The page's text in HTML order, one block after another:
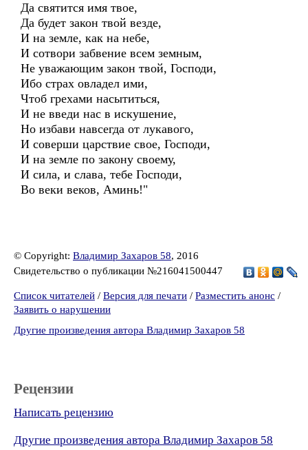
Да святится имя твое,
Да будет закон твой везде,
И на земле, как на небе,
И сотвори забвение всем земным,
Не уважающим закон твой, Господи,
Ибо страх овладел ими,
Чтоб грехами насытиться,
И не введи нас в искушение,
Но избави навсегда от лукавого,
И соверши царствие свое, Господи,
И на земле по закону своему,
И сила, и слава, тебе Господи,
Во веки веков, Аминь!"
© Copyright: Владимир Захаров 58, 2016
Свидетельство о публикации №216041500447
Список читателей / Версия для печати / Разместить анонс /
Заявить о нарушении
Другие произведения автора Владимир Захаров 58
Рецензии
Написать рецензию
Другие произведения автора Владимир Захаров 58